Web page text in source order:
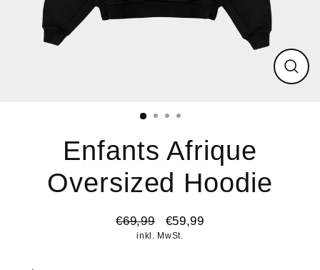
Enfants Afrique
Oversized Hoodie
Normaler
Preis
€69,99 Sonderpreis
€59,99
inkl. MwSt.